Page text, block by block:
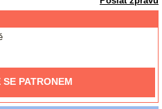
SE PATRONEM